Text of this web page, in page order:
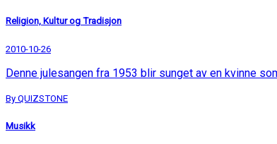
Religion, Kultur og Tradisjon
2010-10-26
Denne julesangen fra 1953 blir sunget av en kvinne
By QUIZSTONE
Musikk